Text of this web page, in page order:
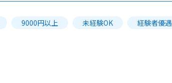
9000円以上 未経験OK 経験者優遇